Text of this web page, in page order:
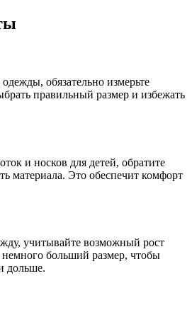
обязательно измерьте
правильный размер и избежать
и носков для детей, обратите
материала. Это обеспечит комфорт
учитывайте возможный рост
больший размер, чтобы
дольше.